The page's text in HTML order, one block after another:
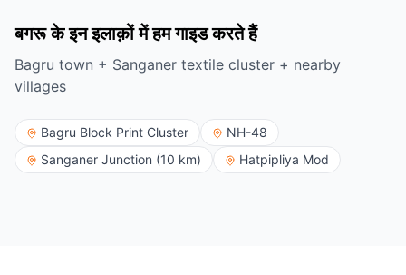
बगरू के इन इलाक़ों में हम गाइड करते हैं
Bagru town + Sanganer textile cluster + nearby
villages
Bagru Block Print Cluster
NH-48
Sanganer Junction (10 km)
Hatpipliya Mod